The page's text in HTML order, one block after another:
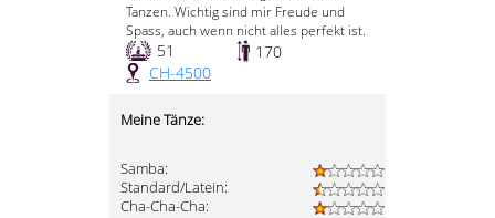
Tanzen. Wichtig sind mir Freude und
Spass, auch wenn nicht alles perfekt ist.
51
170
CH-4500
Meine Tänze:
Samba:
Standard/Latein:
Cha-Cha-Cha: